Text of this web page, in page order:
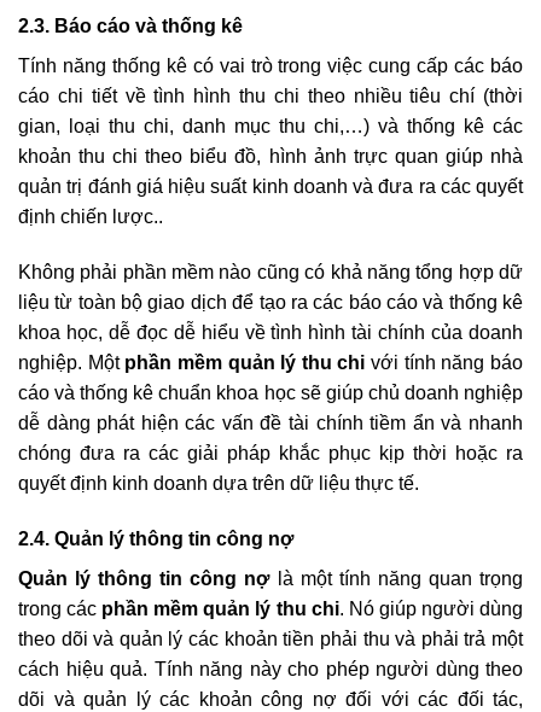
2.3. Báo cáo và thống kê
Tính năng thống kê có vai trò trong việc cung cấp các báo
cáo chi tiết về tình hình thu chi theo nhiều tiêu chí (thời
gian, loại thu chi, danh mục thu chi,…) và thống kê các
khoản thu chi theo biểu đồ, hình ảnh trực quan giúp nhà
quản trị đánh giá hiệu suất kinh doanh và đưa ra các quyết
định chiến lược..
Không phải phần mềm nào cũng có khả năng tổng hợp dữ
liệu từ toàn bộ giao dịch để tạo ra các báo cáo và thống kê
khoa học, dễ đọc dễ hiểu về tình hình tài chính của doanh
nghiệp. Một phần mềm quản lý thu chi với tính năng báo
cáo và thống kê chuẩn khoa học sẽ giúp chủ doanh nghiệp
dễ dàng phát hiện các vấn đề tài chính tiềm ẩn và nhanh
chóng đưa ra các giải pháp khắc phục kịp thời hoặc ra
quyết định kinh doanh dựa trên dữ liệu thực tế.
2.4. Quản lý thông tin công nợ
Quản lý thông tin công nợlà một tính năng quan trọng
trong các phần mềm quản lý thu chi. Nó giúp người dùng
theo dõi và quản lý các khoản tiền phải thu và phải trả một
cách hiệu quả. Tính năng này cho phép người dùng theo
dõi và quản lý các khoản công nợ đối với các đối tác,